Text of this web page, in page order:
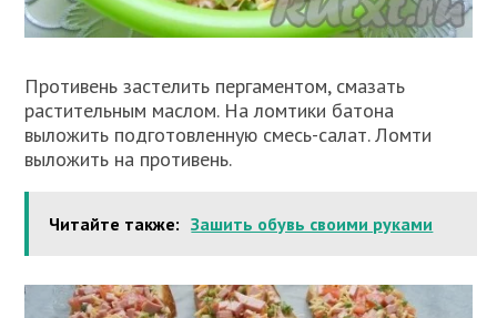
Противень застелить пергаментом, смазать
растительным маслом. На ломтики батона
выложить подготовленную смесь-салат. Ломти
выложить на противень.
Читайте также: Зашить обувь своими руками